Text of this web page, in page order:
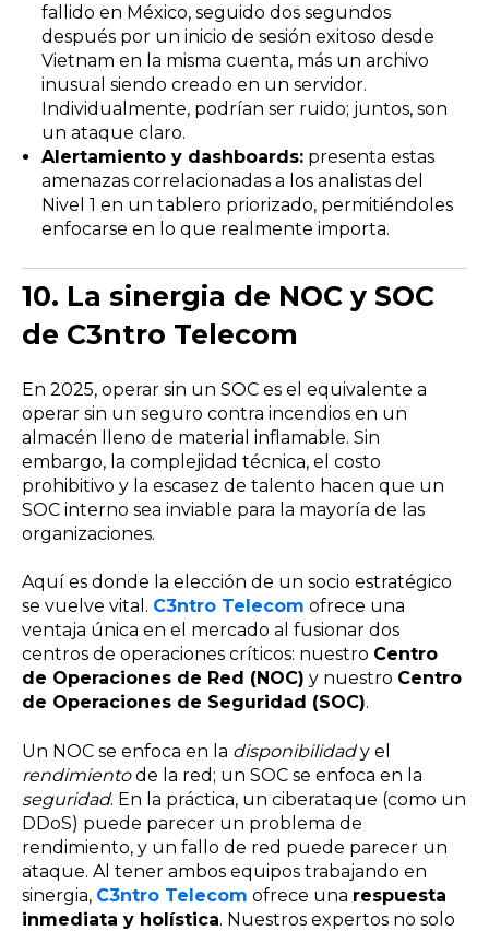
fallido en México, seguido dos segundos
después por un inicio de sesión exitoso desde
Vietnam en la misma cuenta, más un archivo
inusual siendo creado en un servidor.
Individualmente, podrían ser ruido; juntos, son
un ataque claro.
Alertamiento y dashboards:presenta estas
amenazas correlacionadas a los analistas del
Nivel 1 en un tablero priorizado, permitiéndoles
enfocarse en lo que realmente importa.
10. La sinergia de NOC y SOC
de C3ntro Telecom
En 2025, operar sin un SOC es el equivalente a
operar sin un seguro contra incendios en un
almacén lleno de material inflamable. Sin
embargo, la complejidad técnica, el costo
prohibitivo y la escasez de talento hacen que un
SOC interno sea inviable para la mayoría de las
organizaciones.
Aquí es donde la elección de un socio estratégico
se vuelve vital. C3ntro Telecom ofrece una
ventaja única en el mercado al fusionar dos
centros de operaciones críticos: nuestro Centro
de Operaciones de Red (NOC) y nuestro Centro
de Operaciones de Seguridad (SOC).
Un NOC se enfoca en la disponibilidady el
rendimientode la red; un SOC se enfoca en la
seguridad. En la práctica, un ciberataque (como un
DDoS) puede parecer un problema de
rendimiento, y un fallo de red puede parecer un
ataque. Al tener ambos equipos trabajando en
sinergia, C3ntro Telecom ofrece una respuesta
inmediata y holística. Nuestros expertos no solo